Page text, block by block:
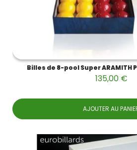
Billes de 8-pool Super ARAMITH
135,00 €
AJOUTER AU